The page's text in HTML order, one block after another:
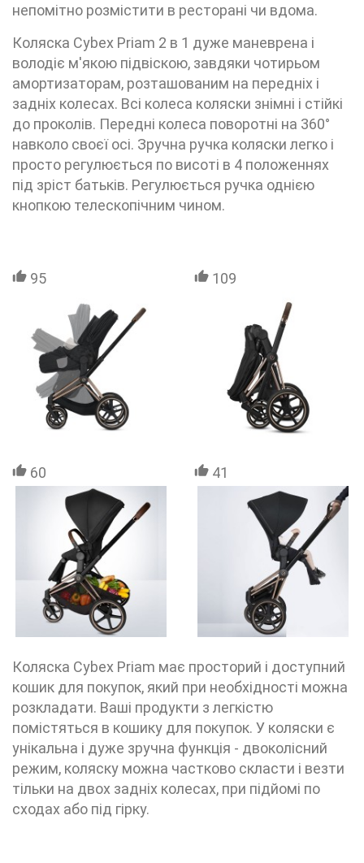
непомітно розмістити в ресторані чи вдома.
Коляска Cybex Priam 2 в 1 дуже маневрена і
володіє м'якою підвіскою, завдяки чотирьом
амортизаторам, розташованим на передніх і
задніх колесах. Всі колеса коляски знімні і стійкі
до проколів. Передні колеса поворотні на 360°
навколо своєї осі. Зручна ручка коляски легко і
просто регулюється по висоті в 4 положеннях
під зріст батьків. Регулюється ручка однією
кнопкою телескопічним чином.
95 109
60 41
Коляска Cybex Priam має просторий і доступний
кошик для покупок, який при необхідності можна
розкладати. Ваші продукти з легкістю
помістяться в кошику для покупок. У коляски є
унікальна і дуже зручна функція - двоколісний
режим, коляску можна частково скласти і везти
тільки на двох задніх колесах, при підйомі по
сходах або під гірку.